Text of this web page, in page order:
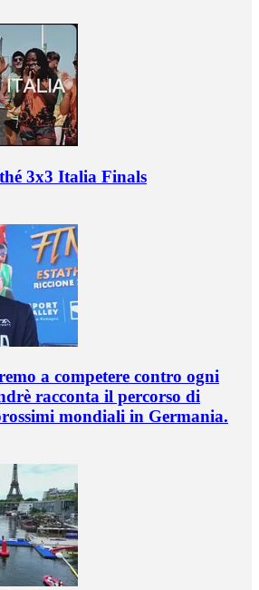
3x3 Italia Finals
a competere contro ogni
racconta il percorso di
mondiali in Germania.